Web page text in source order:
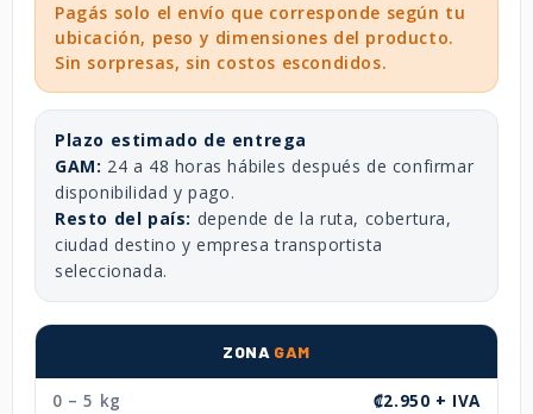
Pagás solo el envío que corresponde según tu
ubicación, peso y dimensiones del producto.
Sin sorpresas, sin costos escondidos.
Plazo estimado de entrega
GAM: 24 a 48 horas hábiles después de confirmar
disponibilidad y pago.
Resto del país: depende de la ruta, cobertura,
ciudad destino y empresa transportista
seleccionada.
ZONA GAM
0 – 5 kg ₡2.950 + IVA